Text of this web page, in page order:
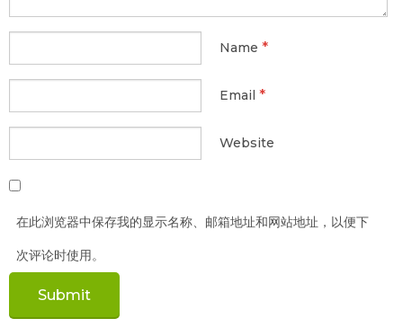
Name *
Email *
Website
在此浏览器中保存我的显示名称、邮箱地址和网站地址，以便下
次评论时使用。